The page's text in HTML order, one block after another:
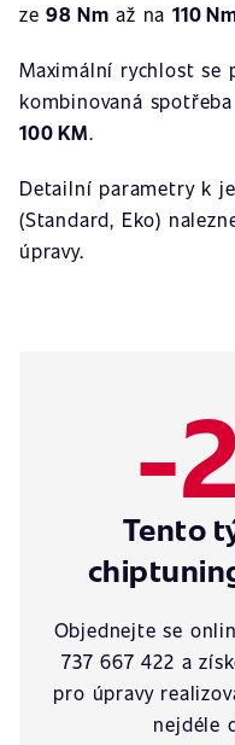
ze98 Nm až na110
Maximální rychlost se
kombinovaná
100 KM.
Detailní parametry k
(Standard, Eko)
úpravy.
-
Tento
Objednejte se
737 667 422 a
pro úpravy
nejdéle